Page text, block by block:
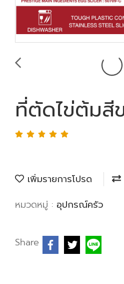
ที่ตัดไข่ต้มสี
เพิ่มรายการโปรด
หมวดหมู่ : อุปกรณ์ครัว
Share